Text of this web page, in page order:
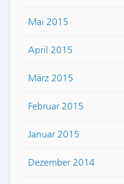
Mai 2015
April 2015
März 2015
Februar 2015
Januar 2015
Dezember 2014